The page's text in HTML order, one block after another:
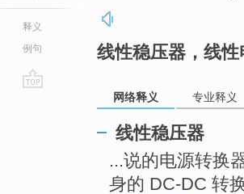
释义
例句
线性稳压器，线
网络释义 专业释义
线性稳压器
...说的电源转换
身的 DC-DC 转